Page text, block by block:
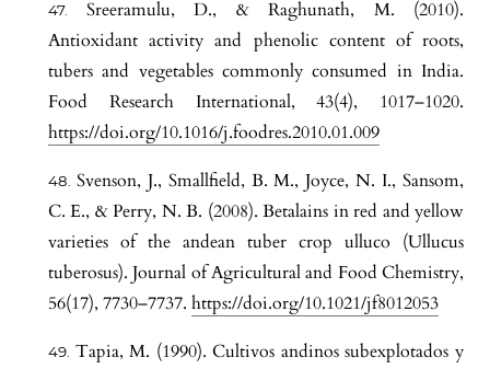
Sreeramulu, D., & Raghunath, M. (2010).
Antioxidant activity and phenolic content of roots,
tubers and vegetables commonly consumed in India.
Food Research International, 43(4), 1017–1020.
https://doi.org/10.1016/j.foodres.2010.01.009
Svenson, J., Smallfield, B. M., Joyce, N. I., Sansom,
C. E., & Perry, N. B. (2008). Betalains in red and yellow
varieties of the andean tuber crop ulluco (Ullucus
tuberosus). Journal of Agricultural and Food Chemistry,
56(17), 7730–7737. https://doi.org/10.1021/jf8012053
Tapia, M. (1990). Cultivos andinos subexplotados y